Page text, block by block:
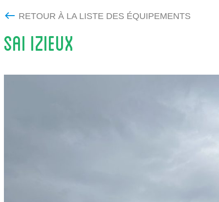
RETOUR À LA LISTE DES ÉQUIPEMENTS
SAI IZIEUX